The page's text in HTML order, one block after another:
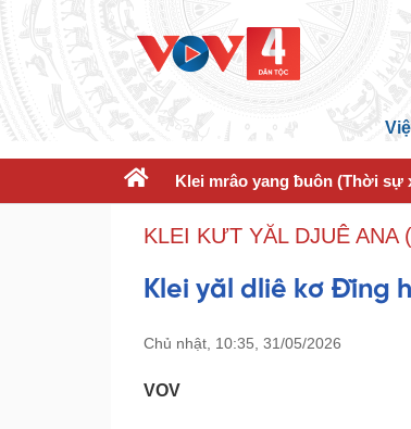
Klei mrâo yang ƀuôn (Thời sự
KLEI KƯT YĂL DJUÊ ANA
Klei yăl dliê kơ Đĭng
Chủ nhật, 10:35, 31/05/2026
VOV